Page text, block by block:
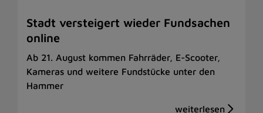
Stadt versteigert wieder Fundsachen
online
Ab 21. August kommen Fahrräder, E-Scooter,
Kameras und weitere Fundstücke unter den
Hammer